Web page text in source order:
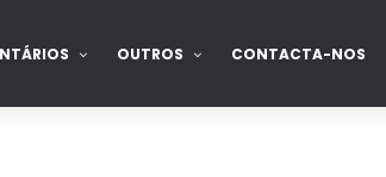
OUTROS CONTACTA-NOS